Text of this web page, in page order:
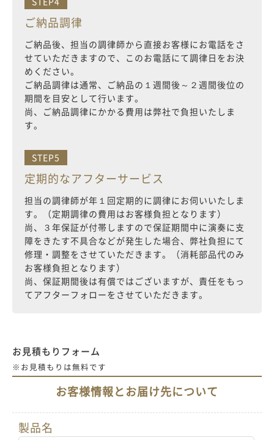
ご納品調律
ご納品後、担当の調律師から直接お客様にお電話をさ
せていただきますので、このお電話にて調律日をお決
めください。
ご納品調律は通常、ご納品の１週間後～２週間後位の
期間を目安として行います。
尚、ご納品調律にかかる費用は弊社で負担いたしま
す。
STEP5
定期的なアフターサービス
担当の調律師が年１回定期的に調律にお伺いいたしま
す。（定期調律の費用はお客様負担となります）
尚、３年保証が付帯しますので保証期間中に演奏に支
障をきたす不具合などが発生した場合、弊社負担にて
修理・調整をさせていただきます。（消耗部品代のみ
お客様負担となります）
尚、保証期間後は有償ではございますが、責任をもっ
てアフターフォローをさせていただきます。
お見積もりフォーム
※お見積もりは無料です
お客様情報とお届け先について
製品名